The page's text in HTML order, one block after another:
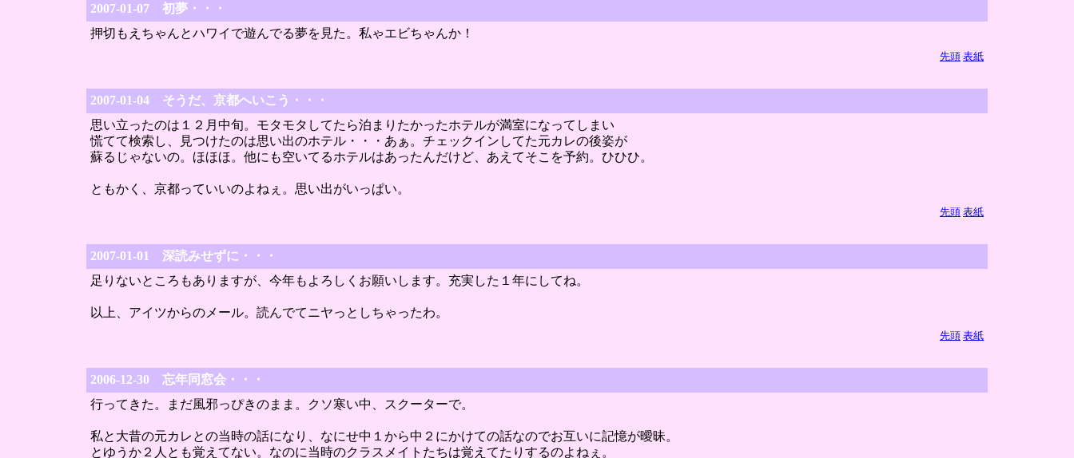
2007-01-07 初夢・・・
押切もえちゃんとハワイで遊んでる夢を見た。私ゃエビちゃんか！
先頭 表紙
2007-01-04 そうだ、京都へいこう・・・
思い立ったのは１２月中旬。モタモタしてたら泊まりたかったホテルが満室になってしまい
慌てて検索し、見つけたのは思い出のホテル・・・あぁ。チェックインしてた元カレの後姿が
蘇るじゃないの。ほほほ。他にも空いてるホテルはあったんだけど、あえてそこを予約。ひひひ。
ともかく、京都っていいのよねぇ。思い出がいっぱい。
先頭 表紙
2007-01-01 深読みせずに・・・
足りないところもありますが、今年もよろしくお願いします。充実した１年にしてね。
以上、アイツからのメール。読んでてニヤっとしちゃったわ。
先頭 表紙
2006-12-30 忘年同窓会・・・
行ってきた。まだ風邪っぴきのまま。クソ寒い中、スクーターで。
私と大昔の元カレとの当時の話になり、なにせ中１から中２にかけての話なのでお互いに記憶が曖昧。
とゆうか２人とも覚えてない。なのに当時のクラスメイトたちは覚えてたりするのよねぇ。